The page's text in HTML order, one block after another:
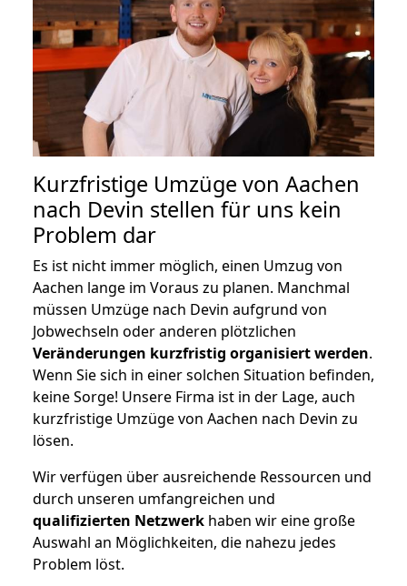
Kurzfristige Umzüge von Aachen
nach Devin stellen für uns kein
Problem dar
Es ist nicht immer möglich, einen Umzug von
Aachen lange im Voraus zu planen. Manchmal
müssen Umzüge nach Devin aufgrund von
Jobwechseln oder anderen plötzlichen
Veränderungen kurzfristig organisiert werden.
Wenn Sie sich in einer solchen Situation befinden,
keine Sorge! Unsere Firma ist in der Lage, auch
kurzfristige Umzüge von Aachen nach Devin zu
lösen.
Wir verfügen über ausreichende Ressourcen und
durch unseren umfangreichen und
qualifizierten Netzwerk haben wir eine große
Auswahl an Möglichkeiten, die nahezu jedes
Problem löst.